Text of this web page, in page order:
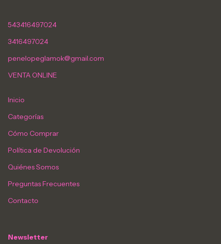
543416497024
3416497024
penelopeglamok@gmail.com
VENTA ONLINE
Inicio
Categorías
Cómo Comprar
Política de Devolución
Quiénes Somos
Preguntas Frecuentes
Contacto
Newsletter